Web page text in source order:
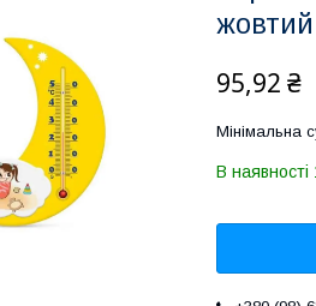
95,92 ₴
Мінімальна
В